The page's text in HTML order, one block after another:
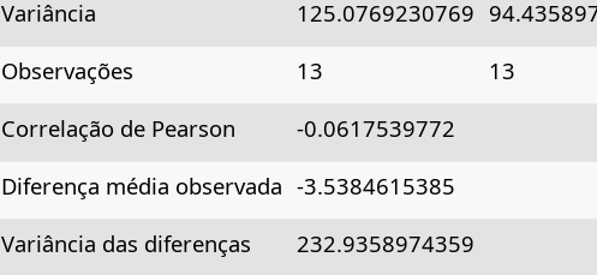
Variância
125.0769230769
Observações
13
13
Correlação de Pearson
-0.0617539772
Diferença média observada -3.5384615385
Variância das diferenças
232.9358974359